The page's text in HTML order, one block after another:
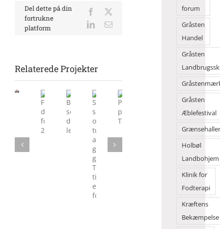
Del dette på din
fortrukne
platform
Facebook
LinkedIn
E-
Relaterede Projekter
Morgensang
Torvet
Flot
danseshow
Børn
solgte
Sol,
sommer
og
tusindvis
af
gæster
gjorde
Torvedagene
til
Politik
Torvedagene
forum
Gråsten
Handel
Gråsten
Gråsten
Æblefestival
Holbøl
Landbohjem
Klinik for
Fodterapi
Kræftens
Bekæmpelse